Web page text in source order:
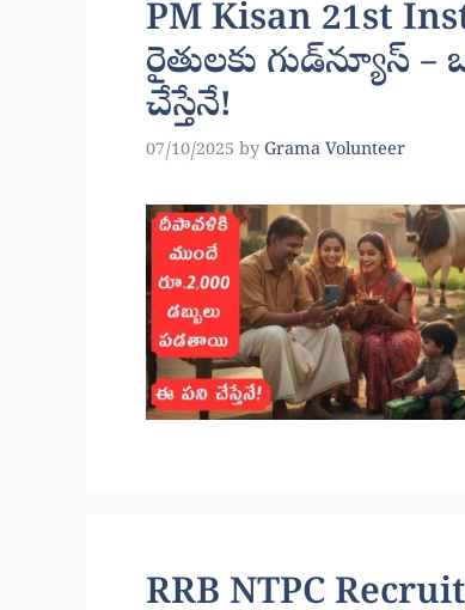
PM Kisan 21st
రైతులకు గుడ్‌న్యూస్
చేస్తేనే!
07/10/2025 by Grama Volunteer
RRB NTPC